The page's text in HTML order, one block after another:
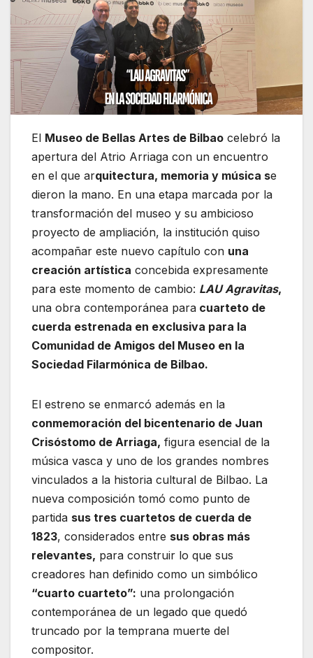
El Museo de Bellas Artes de Bilbao celebró la
apertura del Atrio Arriaga con un encuentro
en el que arquitectura, memoria y música se
dieron la mano. En una etapa marcada por la
transformación del museo y su ambicioso
proyecto de ampliación, la institución quiso
acompañar este nuevo capítulo con una
creación artística concebida expresamente
para este momento de cambio: LAU Agravitas,
una obra contemporánea para cuarteto de
cuerda estrenada en exclusiva para la
Comunidad de Amigos del Museo en la
Sociedad Filarmónica de Bilbao.
El estreno se enmarcó además en la
conmemoración del bicentenario de Juan
Crisóstomo de Arriaga, figura esencial de la
música vasca y uno de los grandes nombres
vinculados a la historia cultural de Bilbao. La
nueva composición tomó como punto de
partida sus tres cuartetos de cuerda de
1823, considerados entre sus obras más
relevantes, para construir lo que sus
creadores han definido como un simbólico
“cuarto cuarteto”: una prolongación
contemporánea de un legado que quedó
truncado por la temprana muerte del
compositor.